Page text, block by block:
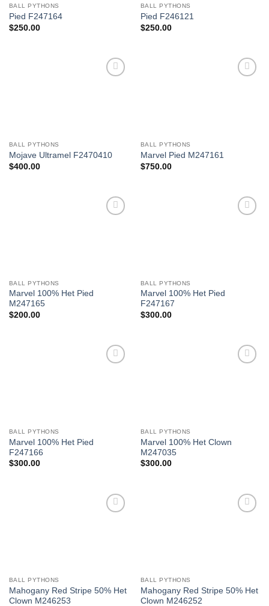
BALL PYTHONS
Pied F247164
$250.00
BALL PYTHONS
Pied F246121
$250.00
BALL PYTHONS
Mojave Ultramel F2470410
$400.00
BALL PYTHONS
Marvel Pied M247161
$750.00
BALL PYTHONS
Marvel 100% Het Pied
M247165
$200.00
BALL PYTHONS
Marvel 100% Het Pied
F247167
$300.00
BALL PYTHONS
Marvel 100% Het Pied
F247166
$300.00
BALL PYTHONS
Marvel 100% Het Clown
M247035
$300.00
BALL PYTHONS
Mahogany Red Stripe 50% Het
Clown M246253
BALL PYTHONS
Mahogany Red Stripe 50% Het
Clown M246252